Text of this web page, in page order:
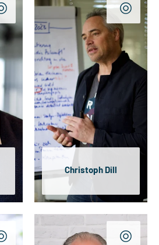
Christoph Dill